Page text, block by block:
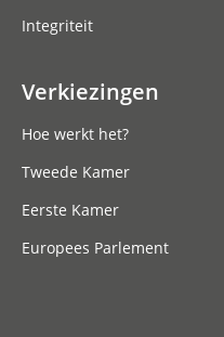
Integriteit
Verkiezingen
Hoe werkt het?
Tweede Kamer
Eerste Kamer
Europees Parlement